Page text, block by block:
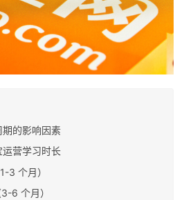
的影响因素
运营学习时长
3 个月）
6 个月）